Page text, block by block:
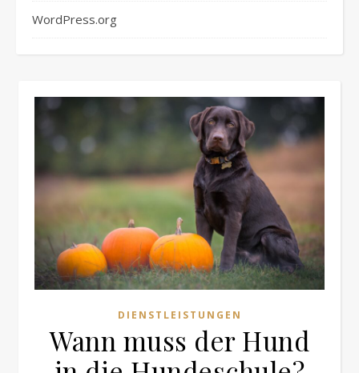
WordPress.org
DIENSTLEISTUNGEN
Wann muss der Hund